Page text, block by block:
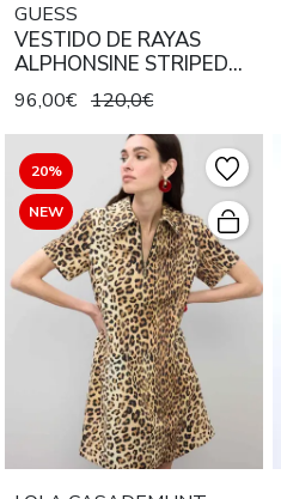
GUESS
VESTIDO DE RAYAS
ALPHONSINE STRIPED
BLACKENED AND PURE
WHITE
96,00€ 120,0€
20%
NEW